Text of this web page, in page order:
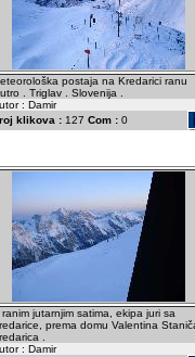
postaja na Kredarici ranu
. Triglav . Slovenija .
: Damir
klikova :127 Com :0
ranim jutarnjim satima, ekipa juri sa
prema domu Valentina
.
: Damir